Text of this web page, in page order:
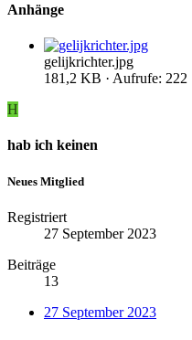
Anhänge
gelijkrichter.jpg
181,2 KB · Aufrufe: 222
H
hab ich keinen
Neues Mitglied
Registriert
27 September 2023
Beiträge
13
27 September 2023